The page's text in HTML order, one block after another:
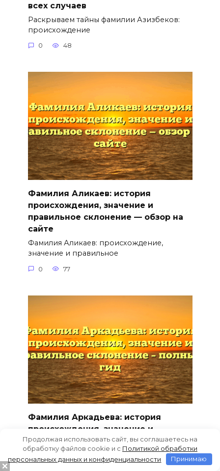
всех случаев
Раскрываем тайны фамилии Азизбеков:
происхождение
0 48
Фамилия Аликаев: история
происхождения, значение и
правильное склонение — обзор на
сайте
Фамилия Аликаев: происхождение,
значение и правильное
0 77
Фамилия Аркадьева: история
происхождения, значение и
правильное склонение – полный
гид
Фамилия Аркадьева: происхождение,
Продолжая использовать сайт, вы соглашаетесь на
обработку файлов cookie и c Политикой обработки
персональных данных и конфиденциальности
Принимаю